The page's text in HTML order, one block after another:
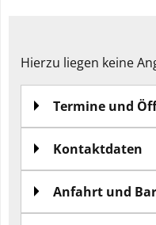
Hierzu liegen keine
Termine und
Kontaktdaten
Anfahrt und